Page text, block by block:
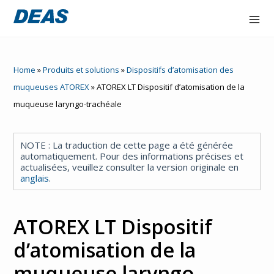
Atorex
Ligne
Deaflux
FlowOne
Hydraltis
Entrepris
Home »Produits et solutions »Dispositifs d’atomisation des
muqueuses ATOREX»ATOREX LT Dispositif d’atomisation de la
muqueuse laryngo-trachéale
NOTE : La traduction de cette page a été générée
automatiquement. Pour des informations précises et
actualisées, veuillez consulter la version originale en
anglais.
ATOREX LT Dispositif
d’atomisation de la